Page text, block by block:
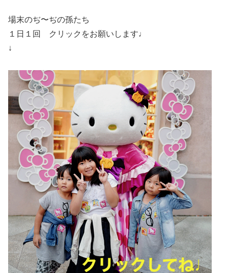
場末のぢ〜ぢの孫たち
１日１回 クリックをお願いします♩
↓